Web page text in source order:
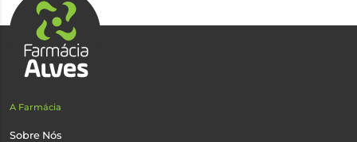
A Farmácia
Sobre Nós